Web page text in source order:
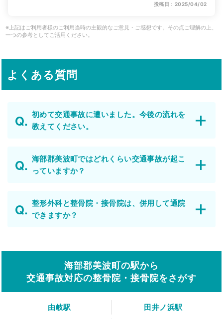
投稿日：2025/04/02
※上記はご利用者様のご利用当時の主観的なご意見・ご感想です。その点ご理解の上、
一つの参考としてご活用ください。
よくある質問
初めて交通事故に遭いました。今後の流れを
教えてください。
海部郡美波町ではどれくらい交通事故が起こ
っていますか？
整形外科と整骨院・接骨院は、併用して通院
できますか？
海部郡美波町の駅から
交通事故対応の整骨院・接骨院をさがす
由岐駅 田井ノ浜駅